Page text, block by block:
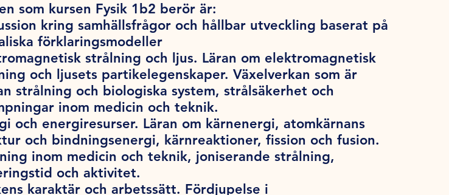
som kursen Fysik 1b2 berör är:
kring samhällsfrågor och hållbar utveckling baserat på
förklaringsmodeller
strålning och ljus. Läran om elektromagnetisk
och ljusets partikelegenskaper. Växelverkan som är
strålning och biologiska system, strålsäkerhet och
inom medicin och teknik.
och energiresurser. Läran om kärnenergi, atomkärnans
och bindningsenergi, kärnreaktioner, fission och fusion.
inom medicin och teknik, joniserande strålning,
och aktivitet.
karaktär och arbetssätt. Fördjupelse i